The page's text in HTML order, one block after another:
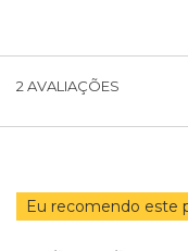
2 AVALIAÇÕES
Eu recomendo este